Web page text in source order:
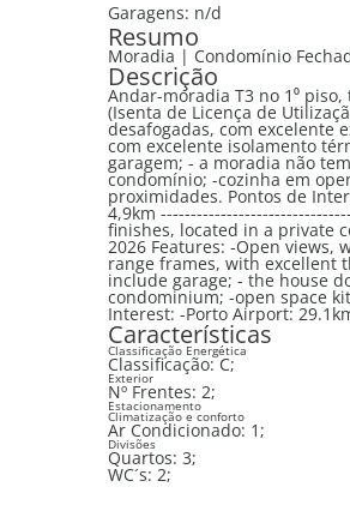
Garagens: n/d
Resumo
Moradia | Condomínio
Descrição
Andar-moradia T3 no 1⁰
(Isenta de Licença de Utilização). ESTADIA MÍNIMA 1 ANO, ENTRADA A 01 MAIO 2026
desafogadas, com excelente exposição solar; -Tetos falsos com focos led
com excelente isolamento térmico e acústico; -parqueamento exterior para
garagem; - a moradia não tem espaço exterior privativo, sendo que o pátio e zona de barbecue são partilhados com o
condomínio; -cozinha em openspace; - 2 WC completos. Localizado em Sandim, com todos os serviços nas
proximidades. Pontos de
4,9km ---------------------------------------------------------------------- 3 bedroom house, completely renovated with excellent
finishes, located in a private condominium of
2026 Features: -Open views, with excellent sun exposure; -False ceilings with built-in LED spotlights; -new top-of-the-
range frames, with excellent thermal and acoustic
include garage; - the house does not have private outdoor space, and the patio and barbecue area are shared with the
condominium; -open space kitchen; - 2 complete bathrooms. Located in Sandim, with all services nearby. Points of
Interest: -Porto Airport:
Características
Classificação Energética
Classificação:C;
Exterior
Nº Frentes: 2;
Estacionamento
Climatização e conforto
Ar Condicionado: 1;
Divisões
Quartos: 3;
WC´s: 2;